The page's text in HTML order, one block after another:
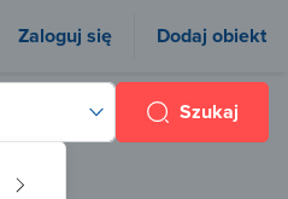
Zaloguj się Dodaj obiekt
Szukaj